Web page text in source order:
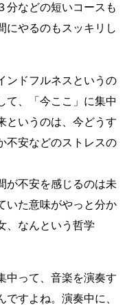
分などの短いコースも
にやるのもスッキリし
ンドフルネスというの
て、「今ここ」に集中
というのは、今どうす
不安などのストレスの
が不安を感じるのは未
いた意味がやっと分か
、なんという哲学
中って、音楽を演奏す
すよね。演奏中に、